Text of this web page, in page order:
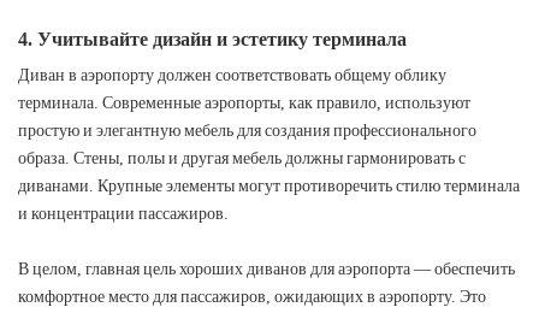
4. Учитывайте дизайн и эстетику терминала
Диван в аэропорту должен соответствовать общему облику
терминала. Современные аэропорты, как правило, используют
простую и элегантную мебель для создания профессионального
образа. Стены, полы и другая мебель должны гармонировать с
диванами. Крупные элементы могут противоречить стилю терминала
и концентрации пассажиров.
В целом, главная цель хороших диванов для аэропорта — обеспечить
комфортное место для пассажиров, ожидающих в аэропорту. Это